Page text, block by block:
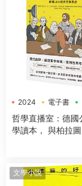
2024 電子書
哲學直播室：德國
學讀本， 與柏拉
文學小說